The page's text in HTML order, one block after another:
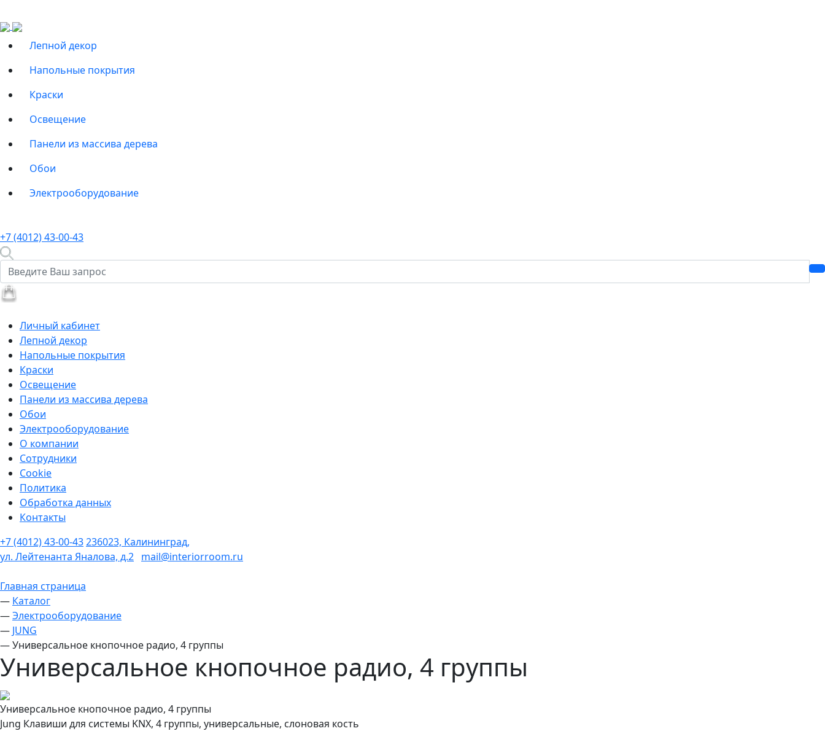
Лепной декор
Напольные покрытия
Краски
Освещение
Панели из массива дерева
Обои
Электрооборудование
+7 (4012) 43-00-43
Личный кабинет
Лепной декор
Напольные покрытия
Краски
Освещение
Панели из массива дерева
Обои
Электрооборудование
О компании
Сотрудники
Cookie
Политика
Обработка данных
Контакты
+7 (4012) 43-00-43236023, Калининград,
ул. Лейтенанта Яналова, д.2 mail@interiorroom.ru
Главная страница
— Каталог
—Электрооборудование
— JUNG
—Универсальное кнопочное радио, 4 группы
Универсальное кнопочное радио, 4 группы
Универсальное кнопочное радио, 4 группы
Jung Клавиши для системы KNX, 4 группы, универсальные, слоновая кость